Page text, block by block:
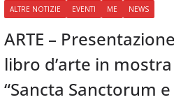
ALTRE NOTIZIE EVENTI ME NEWS
ARTE –
libro d’arte in mostra
“Sancta Sanctorum e